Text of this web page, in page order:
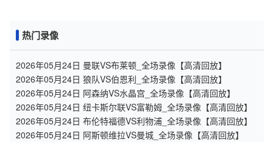
热门录像
2026年05月24日 曼联VS布莱顿_全场录像【高清回放】
2026年05月24日 狼队VS伯恩利_全场录像【高清回放】
2026年05月24日 阿森纳VS水晶宫_全场录像【高清回放】
2026年05月24日 纽卡斯尔联VS富勒姆_全场录像【高清回放】
2026年05月24日 布伦特福德VS利物浦_全场录像【高清回放】
2026年05月24日 阿斯顿维拉VS曼城_全场录像【高清回放】